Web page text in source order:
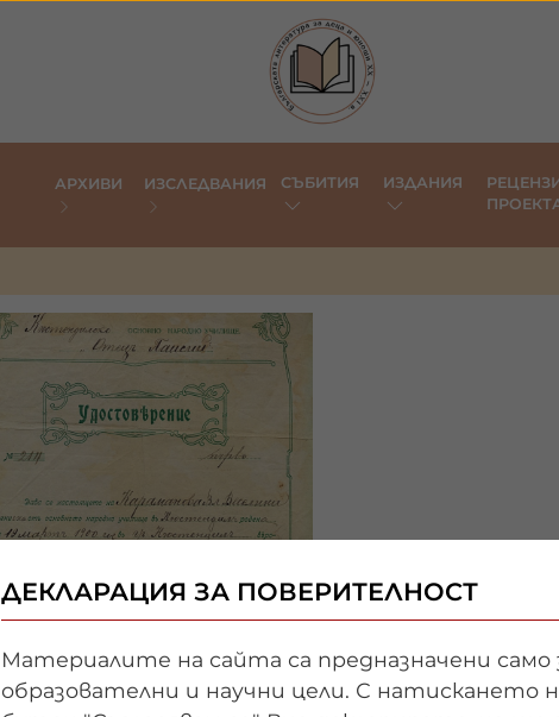
АРХИВИ ИЗСЛЕДВАНИЯ СЪБИТИЯ ИЗДАНИЯ
Свидетелства и
а 2532 - 88, а 2538 - 88,
а 2540 - 88
Държател:
литературен
музей
ГАЛЕРИЯ
ДЕКЛАРАЦИЯ ЗА ПОВЕРИТЕЛНОСТ
Материалите на сайта са предназначени само
образователни и научни цели. С натискането